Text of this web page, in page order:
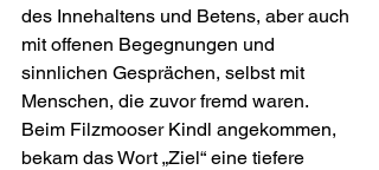
des Innehaltens und Betens, aber auch
mit offenen Begegnungen und
sinnlichen Gesprächen, selbst mit
Menschen, die zuvor fremd waren.
Beim Filzmooser Kindl angekommen,
bekam das Wort „Ziel“ eine tiefere